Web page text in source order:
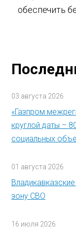
обеспечить
03 августа 2026
«Газпром
круглой даты –
социальных
01 августа 2026
зону СВО
16 июля 2026